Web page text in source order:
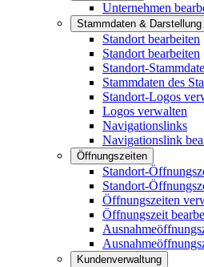
Unternehmen
Stammdaten & Darstellung
Standort bearbeiten
Standort bearbeiten
Standort-
Stammdaten des
Standort-Logos
Logos verwalten
Navigationslinks
Navigationslink
Öffnungszeiten
Standort-
Standort-
Öffnungszeiten
Öffnungszeit
Kundenverwaltung